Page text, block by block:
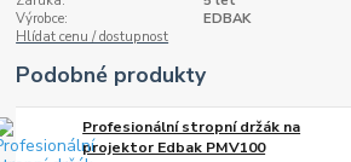
Výrobce:
EDBAK
Hlídat cenu / dostupnost
Podobné produkty
Profesionální stropní držák na
projektor Edbak PMV100